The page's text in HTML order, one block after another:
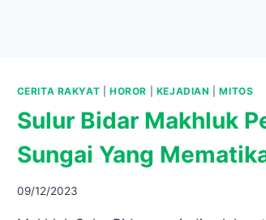
CERITA RAKYAT |HOROR KEJADIAN |MITOS
Sulur Bidar Makhluk
Sungai Yang
09/12/2023